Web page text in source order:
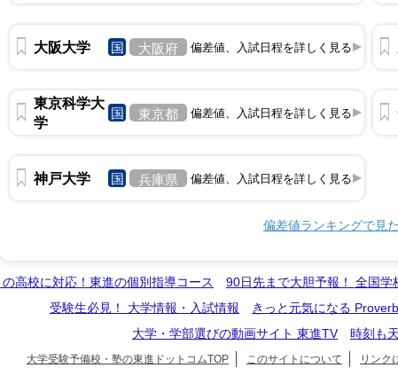
大阪大学 国 大阪府 偏差値、入試日程を詳しく見る
東京科学大
学
国 東京都 偏差値、入試日程を詳しく見る
神戸大学 国 兵庫県 偏差値、入試日程を詳しく見る
偏差値ランキングで見
の高校に対応！東進の個別指導コース 90日先まで大胆予報！ 全国学
受験生必見！ 大学情報・入試情報
きっと元気になる
大学・学部選びの動画サイト 東進TV
時刻も
大学受験予備校・塾の東進ドットコムTOP このサイトについて リンク